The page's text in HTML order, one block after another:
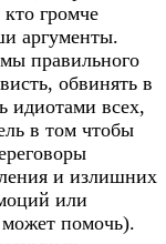
громче
аргументы.
правильного
обвинять в
идиотами всех,
в том чтобы
и излишних
или
помочь).